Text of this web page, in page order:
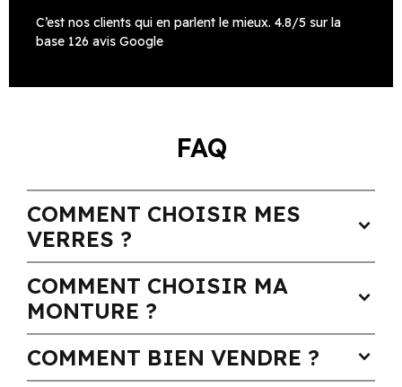
C’est nos clients qui en parlent le mieux. 4.8/5 sur la
base 126 avis Google
FAQ
COMMENT CHOISIR MES
VERRES ?
expand_more
COMMENT CHOISIR MA
MONTURE ?
expand_more
COMMENT BIEN VENDRE ? expand_more